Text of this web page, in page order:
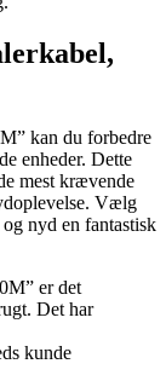
kan du forbedre
enheder. Dette
mest krævende
Vælg
nyd en fantastisk
er det
Det har
kunde